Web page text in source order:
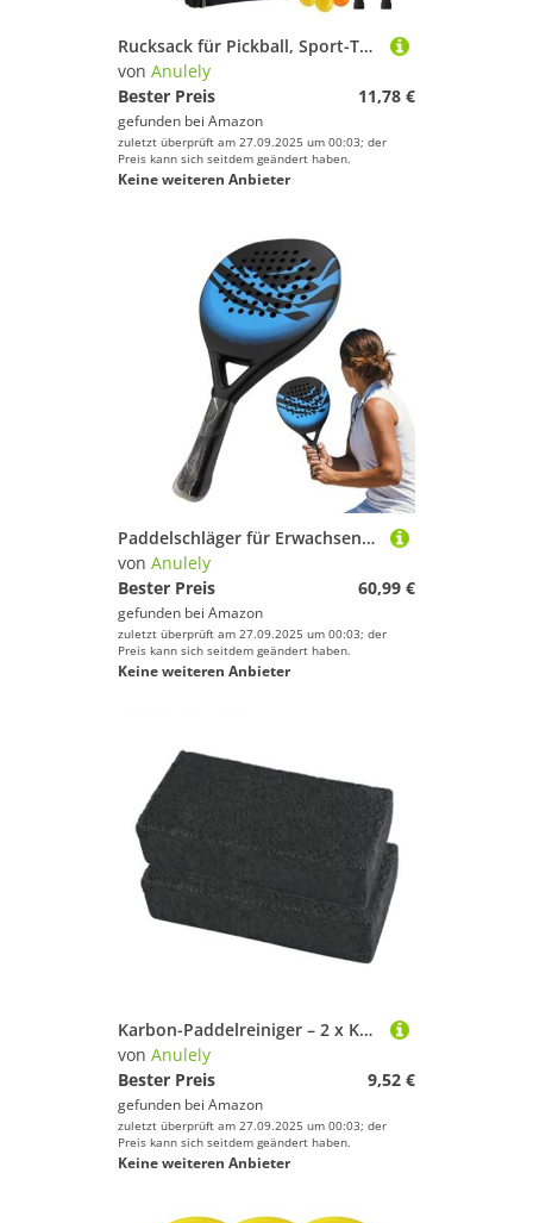
Rucksack für Pickball, Sport-Tennis-Rucksack, Tennis-Paddel, Squash-Schlingentaschen, Tennistasche, Sportrucksack, leicht, atmungsaktiv, für Damen und Herren, Reisen
von Anulely
Bester Preis
11,78 €
gefunden bei Amazon
zuletzt überprüft am 27.09.2025 um 00:03; der
Preis kann sich seitdem geändert haben.
Keine weiteren Anbieter
Paddelschläger für Erwachsene, Paddel-Tennisschläger, stoßfeste Sportausrüstung für Damen, Herren, Mutter, Vater, Erwachsene, Anfänger
von Anulely
Bester Preis
60,99 €
gefunden bei Amazon
zuletzt überprüft am 27.09.2025 um 00:03; der
Preis kann sich seitdem geändert haben.
Keine weiteren Anbieter
Karbon-Paddelreiniger – 2 x Kohlefaser-Paddelreiniger, langfristiger Schutz, Staub- und Schmutzentfernung für Starke Dekontamination
von Anulely
Bester Preis
9,52 €
gefunden bei Amazon
zuletzt überprüft am 27.09.2025 um 00:03; der
Preis kann sich seitdem geändert haben.
Keine weiteren Anbieter